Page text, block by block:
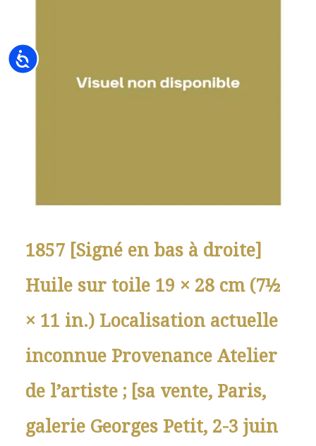
Accessibility
1857 [Signé en bas à droite]
Huile sur toile 19 × 28 cm (7½
× 11 in.) Localisation actuelle
inconnue Provenance Atelier
de l’artiste ; [sa vente, Paris,
galerie Georges Petit, 2-3 juin